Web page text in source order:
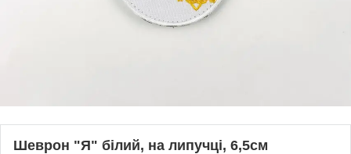
Шеврон "Я" білий, на липучці, 6,5см